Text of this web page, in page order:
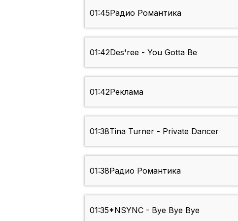
01:45Радио Романтика
01:42Des'ree - You Gotta Be
01:42Реклама
01:38Tina Turner - Private Dancer
01:38Радио Романтика
01:35*NSYNC - Bye Bye Bye